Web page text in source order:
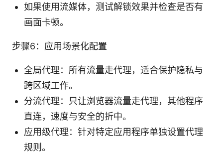
如果使用流媒体，测试解锁效果并检查是否有
画面卡顿。
步骤6：应用场景化配置
全局代理：所有流量走代理，适合保护隐私与
跨区域工作。
分流代理：只让浏览器流量走代理，其他程序
直连，速度与安全的折中。
应用级代理：针对特定应用程序单独设置代理
规则。